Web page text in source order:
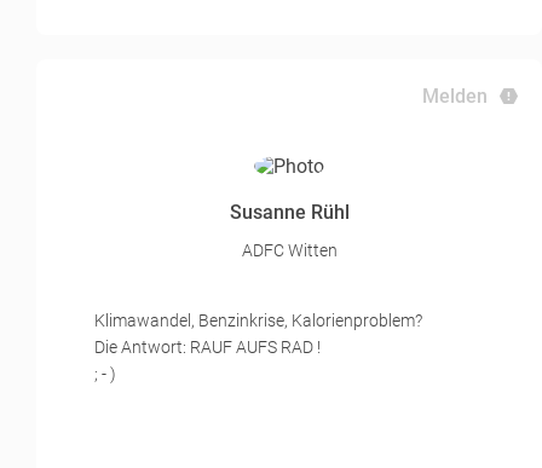
Melden
Susanne Rühl
ADFC Witten
Klimawandel, Benzinkrise, Kalorienproblem?
Die Antwort: RAUF AUFS RAD !
; - )